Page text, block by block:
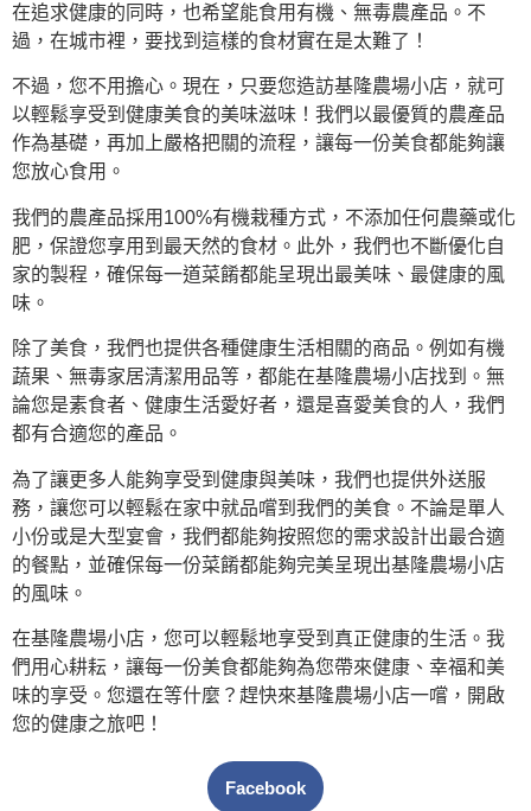
在追求健康的同時，也希望能食用有機、無毒農產品。不
過，在城市裡，要找到這樣的食材實在是太難了！
不過，您不用擔心。現在，只要您造訪基隆農場小店，就可
以輕鬆享受到健康美食的美味滋味！我們以最優質的農產品
作為基礎，再加上嚴格把關的流程，讓每一份美食都能夠讓
您放心食用。
我們的農產品採用100%有機栽種方式，不添加任何農藥或化
肥，保證您享用到最天然的食材。此外，我們也不斷優化自
家的製程，確保每一道菜餚都能呈現出最美味、最健康的風
味。
除了美食，我們也提供各種健康生活相關的商品。例如有機
蔬果、無毒家居清潔用品等，都能在基隆農場小店找到。無
論您是素食者、健康生活愛好者，還是喜愛美食的人，我們
都有合適您的產品。
為了讓更多人能夠享受到健康與美味，我們也提供外送服
務，讓您可以輕鬆在家中就品嚐到我們的美食。不論是單人
小份或是大型宴會，我們都能夠按照您的需求設計出最合適
的餐點，並確保每一份菜餚都能夠完美呈現出基隆農場小店
的風味。
在基隆農場小店，您可以輕鬆地享受到真正健康的生活。我
們用心耕耘，讓每一份美食都能夠為您帶來健康、幸福和美
味的享受。您還在等什麼？趕快來基隆農場小店一嚐，開啟
您的健康之旅吧！
Facebook